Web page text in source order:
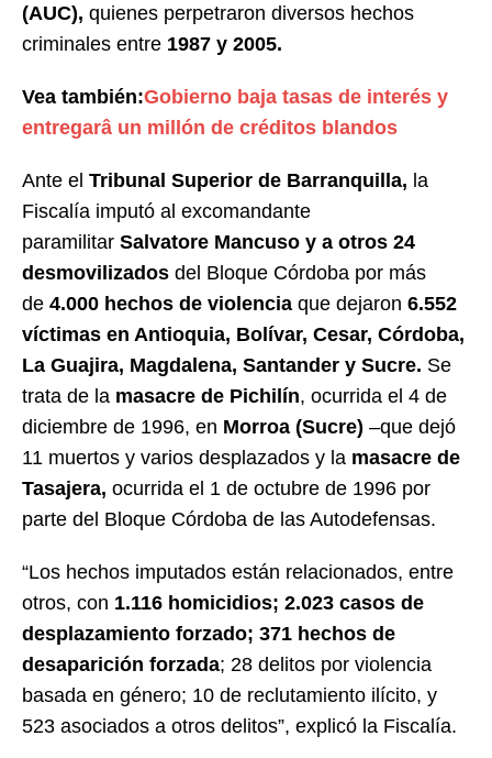
(AUC), quienes perpetraron diversos hechos
criminales entre 1987 y 2005.
Vea también:Gobierno baja tasas de interés y
entregarâ un millón de créditos blandos
Ante el Tribunal Superior de Barranquilla, la
Fiscalía imputó al excomandante
paramilitar Salvatore Mancuso y a otros 24
desmovilizados del Bloque Córdoba por más
de 4.000 hechos de violencia que dejaron 6.552
víctimas en Antioquia, Bolívar, Cesar, Córdoba,
La Guajira, Magdalena, Santander y Sucre. Se
trata de la masacre de Pichilín, ocurrida el 4 de
diciembre de 1996, en Morroa (Sucre) –que dejó
11 muertos y varios desplazados y la masacre de
Tasajera, ocurrida el 1 de octubre de 1996 por
parte del Bloque Córdoba de las Autodefensas.
“Los hechos imputados están relacionados, entre
otros, con 1.116 homicidios; 2.023 casos de
desplazamiento forzado; 371 hechos de
desaparición forzada; 28 delitos por violencia
basada en género; 10 de reclutamiento ilícito, y
523 asociados a otros delitos”, explicó la Fiscalía.